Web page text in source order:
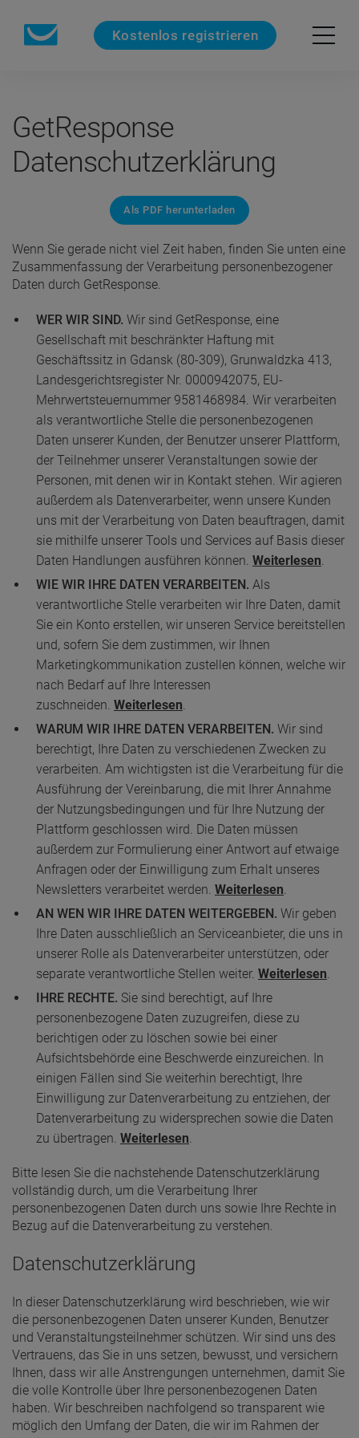
Kostenlos registrieren
GetResponse
Datenschutzerklärung
Als PDF herunterladen
Wenn Sie gerade nicht viel Zeit haben, finden Sie unten eine
Zusammenfassung der Verarbeitung personenbezogener
Daten durch GetResponse.
WER WIR SIND. Wir sind GetResponse, eine
Gesellschaft mit beschränkter Haftung mit
Geschäftssitz in Gdansk (80-309), Grunwaldzka 413,
Landesgerichtsregister Nr. 0000942075, EU-
Mehrwertsteuernummer 9581468984. Wir verarbeiten
als verantwortliche Stelle die personenbezogenen
Daten unserer Kunden, der Benutzer unserer Plattform,
der Teilnehmer unserer Veranstaltungen sowie der
Personen, mit denen wir in Kontakt stehen. Wir agieren
außerdem als Datenverarbeiter, wenn unsere Kunden
uns mit der Verarbeitung von Daten beauftragen, damit
sie mithilfe unserer Tools und Services auf Basis dieser
Daten Handlungen ausführen können. Weiterlesen
WIE WIR IHRE DATEN VERARBEITEN. Als
verantwortliche Stelle verarbeiten wir Ihre Daten, damit
Sie ein Konto erstellen, wir unseren Service bereitstellen
und, sofern Sie dem zustimmen, wir Ihnen
Marketingkommunikation zustellen können, welche wir
nach Bedarf auf Ihre Interessen
zuschneiden. Weiterlesen
WARUM WIR IHRE DATEN VERARBEITEN. Wir sind
berechtigt, Ihre Daten zu verschiedenen Zwecken zu
verarbeiten. Am wichtigsten ist die Verarbeitung für die
Ausführung der Vereinbarung, die mit Ihrer Annahme
der Nutzungsbedingungen und für Ihre Nutzung der
Plattform geschlossen wird. Die Daten müssen
außerdem zur Formulierung einer Antwort auf etwaige
Anfragen oder der Einwilligung zum Erhalt unseres
Newsletters verarbeitet werden. Weiterlesen
AN WEN WIR IHRE DATEN WEITERGEBEN. Wir geben
Ihre Daten ausschließlich an Serviceanbieter, die uns in
unserer Rolle als Datenverarbeiter unterstützen, oder
separate verantwortliche Stellen weiter. Weiterlesen
IHRE RECHTE. Sie sind berechtigt, auf Ihre
personenbezogene Daten zuzugreifen, diese zu
berichtigen oder zu löschen sowie bei einer
Aufsichtsbehörde eine Beschwerde einzureichen. In
einigen Fällen sind Sie weiterhin berechtigt, Ihre
Einwilligung zur Datenverarbeitung zu entziehen, der
Datenverarbeitung zu widersprechen sowie die Daten
zu übertragen. Weiterlesen
Bitte lesen Sie die nachstehende Datenschutzerklärung
vollständig durch, um die Verarbeitung Ihrer
personenbezogenen Daten durch uns sowie Ihre Rechte in
Bezug auf die Datenverarbeitung zu verstehen.
Datenschutzerklärung
In dieser Datenschutzerklärung wird beschrieben, wie wir
die personenbezogenen Daten unserer Kunden, Benutzer
und Veranstaltungsteilnehmer schützen. Wir sind uns des
Vertrauens, das Sie in uns setzen, bewusst, und versichern
Ihnen, dass wir alle Anstrengungen unternehmen, damit Sie
die volle Kontrolle über Ihre personenbezogenen Daten
haben. Wir beschreiben nachfolgend so transparent wie
möglich den Umfang der Daten, die wir im Rahmen der